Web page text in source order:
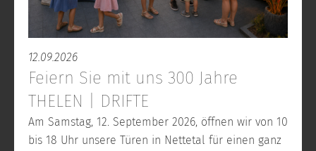
12.09.2026
Feiern Sie mit uns 300 Jahre
THELEN | DRIFTE
Am Samstag, 12. September 2026, öffnen wir von 10
bis 18 Uhr unsere Türen in Nettetal für einen ganz